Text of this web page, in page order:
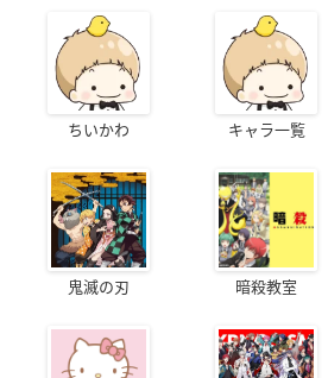
ちいかわ キャラ一覧
鬼滅の刃 暗殺教室